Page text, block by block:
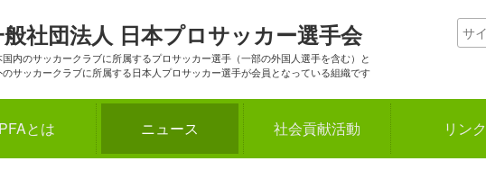
社団法人 日本プロサッカー選手会
国内のサッカークラブに所属するプロサッカー選手（一部の外国人選手を含む）と
のサッカークラブに所属する日本人プロサッカー選手が会員となっている組織です
とは ニュース 社会貢献活動 リンク